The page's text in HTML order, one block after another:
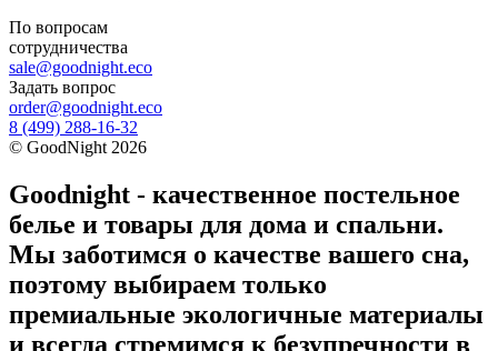
По вопросам
сотрудничества
sale@goodnight.eco
Задать вопрос
order@goodnight.eco
8 (499) 288-16-32
© GoodNight 2026
Goodnight - качественное постельное
белье и товары для дома и спальни.
Мы заботимся о качестве вашего сна,
поэтому выбираем только
премиальные экологичные материалы
и всегда стремимся к безупречности в